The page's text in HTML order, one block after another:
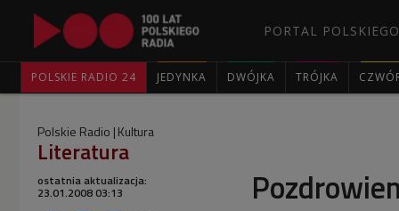
PORTAL
POLSKIE RADIO 24 JEDYNKA DWÓJKA TRÓJKA
Polskie Radio Kultura
Literatura
ostatnia aktualizacja:
23.01.2008 03:13